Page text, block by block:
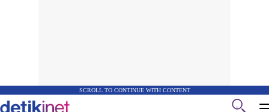
SCROLL TO CONTINUE WITH CONTENT